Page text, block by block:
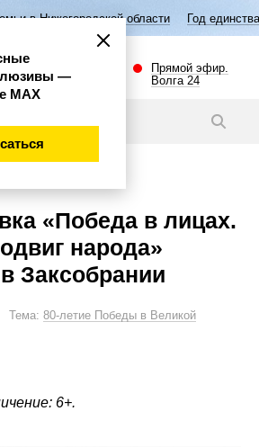
области Год единства народов России
Прямой эфир.
Волга 24
«Победа в лицах.
народа»
Заксобрании
Тема: 80-летие Победы в Великой
6+.
—
МАХ